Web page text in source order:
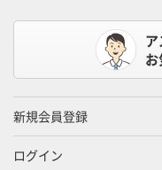
お
新規会員登録
ログイン